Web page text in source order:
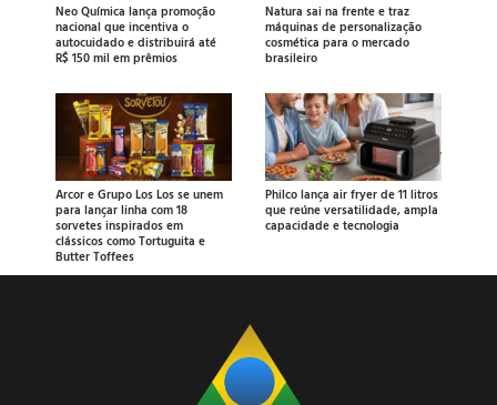
Neo Química lança promoção
nacional que incentiva o
autocuidado e distribuirá até
R$ 150 mil em prêmios
Natura sai na frente e traz
máquinas de personalização
cosmética para o mercado
brasileiro
Arcor e Grupo Los Los se unem
para lançar linha com 18
sorvetes inspirados em
clássicos como Tortuguita e
Butter Toffees
Philco lança air fryer de 11 litros
que reúne versatilidade, ampla
capacidade e tecnologia